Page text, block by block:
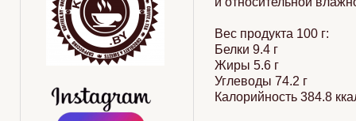
Женщина и кофе Интересные факты
Вес продукта 100 г:
Белки 9.4 г
Жиры 5.6 г
Углеводы 74.2 г
Калорийность 384.8